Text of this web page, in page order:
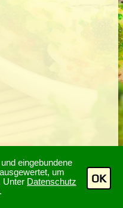
eingebundene
um
Unter Datenschutz
OK